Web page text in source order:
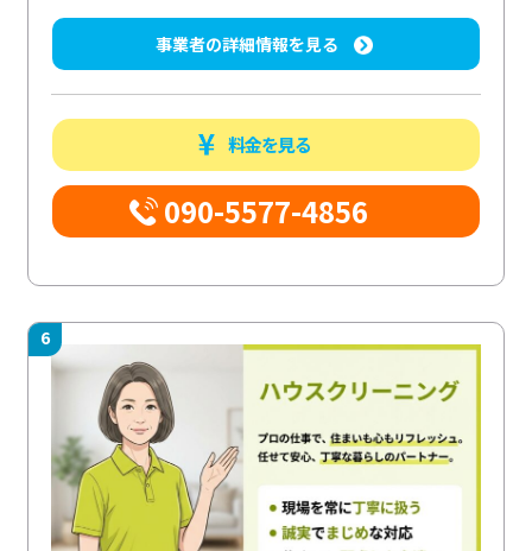
事業者の詳細情報を見る
料金を見る
090-5577-4856
6